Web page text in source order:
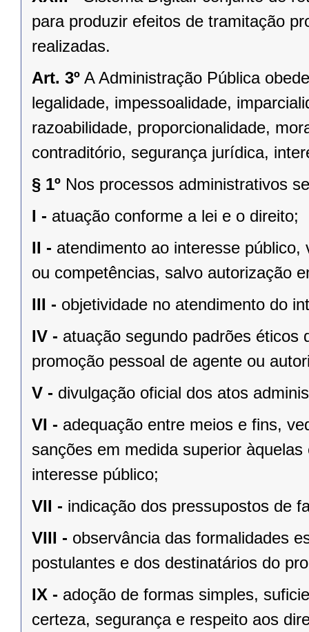
para produzir efeitos de tramitação
realizadas.
Art. 3º A Administração Pública
legalidade, impessoalidade,
razoabilidade, proporcionalidade,
contraditório, segurança jurídica,
§ 1º Nos processos administrativos
I - atuação conforme a lei e o direito;
II - atendimento ao interesse
ou competências, salvo autorização
III - objetividade no atendimento do
IV - atuação segundo padrões éticos
promoção pessoal de agente ou
V - divulgação oficial dos atos
VI - adequação entre meios e fins,
sanções em medida superior
interesse público;
VII - indicação dos pressupostos de
VIII - observância das formalidades
postulantes e dos destinatários do
IX - adoção de formas simples,
certeza, segurança e respeito aos